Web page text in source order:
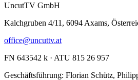
UncutTV GmbH
Kalchgruben 4/11, 6094 Axams,
office@uncuttv.at
FN 643542 k · ATU 815 26 957
Geschäftsführung: Florian Schütz,